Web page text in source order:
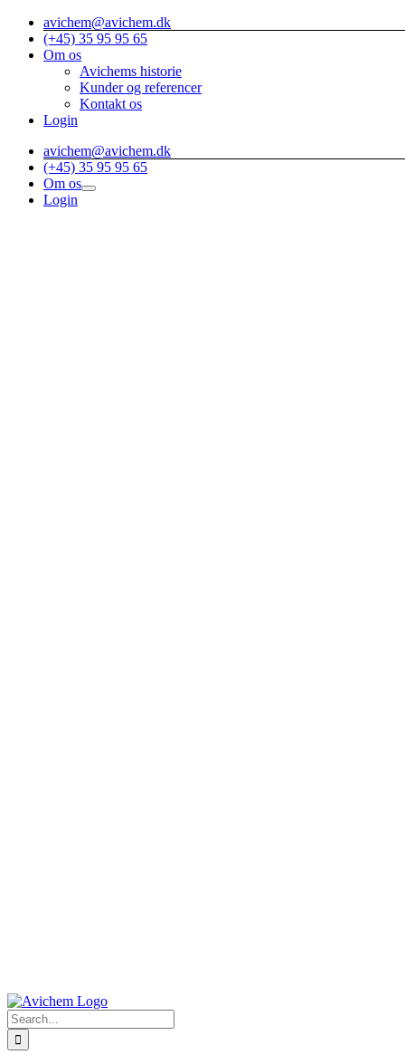
Skip
content
avichem@avichem.dk
(+45) 35 95 95 65
Om os
Avichems historie
Kunder og referencer
Kontakt os
Login
avichem@avichem.dk
(+45) 35 95 95 65
Om os
Login
Search
for: